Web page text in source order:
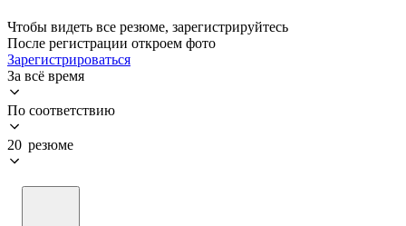
Чтобы видеть все резюме, зарегистрируйтесь
После регистрации откроем фото
Зарегистрироваться
За всё время
По соответствию
20 резюме